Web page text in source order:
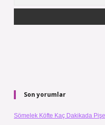
Son yorumlar
Sömelek Köfte Kaç Dakikada